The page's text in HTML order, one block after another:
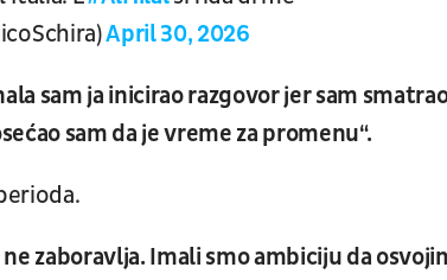
April 30, 2026
sam ja inicirao razgovor jer sam
sam da je vreme za promenu“.
zaboravlja. Imali smo ambiciju da